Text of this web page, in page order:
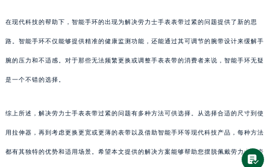
在现代科技的帮助下，智能手环的出现为解决劳力士手表表带过紧的问题提供了新的思
路。智能手环不仅能够提供精准的健康监测功能，还能通过其可调节的腕带设计来缓解手
腕的压力和不适感。对于那些无法频繁更换或调整手表表带的消费者来说，智能手环无疑
是一个不错的选择。
综上所述，解决劳力士手表表带过紧的问题有多种方法可供选择。从选择合适的尺寸到使
用拉伸器，再到考虑更换更宽或更薄的表带以及借助智能手环等现代科技产品，每种方法
都有其独特的优势和适用场景。希望本文提供的解决方案能够帮助您摆脱佩戴劳力士手表